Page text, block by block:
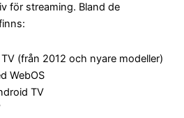
för streaming. Bland de
(från 2012 och nyare modeller)
WebOS
TV